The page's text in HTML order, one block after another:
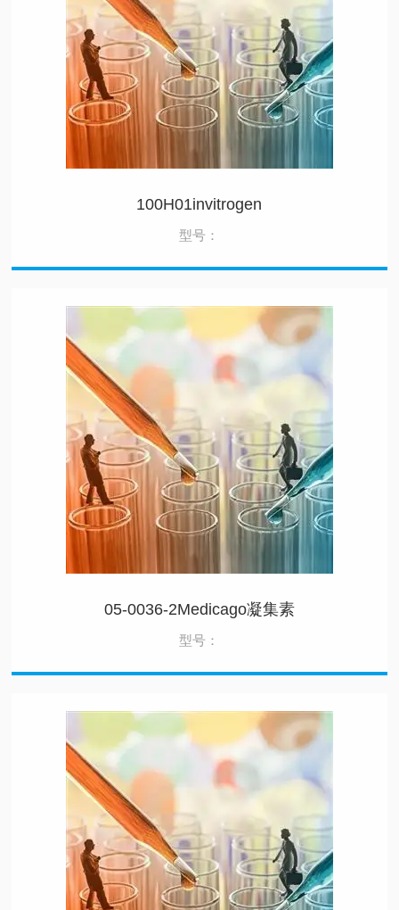
100H01invitrogen
型号：
05-0036-2Medicago凝集素
型号：